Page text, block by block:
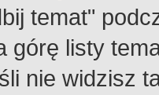
temat"
górę listy
nie widzisz